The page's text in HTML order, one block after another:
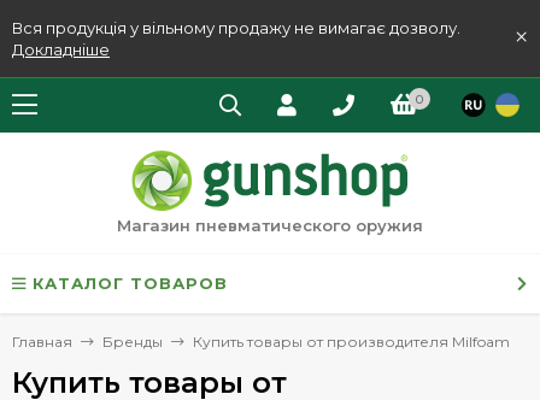
Вся продукція у вільному продажу не вимагає дозволу.
Докладніше
×
0
Магазин пневматического оружия
КАТАЛОГ ТОВАРОВ
Главная Бренды Купить товары от производителя Milfoam
Купить товары от